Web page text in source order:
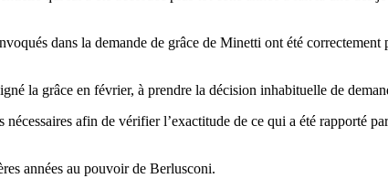
dans la demande de grâce de Minetti ont été
la grâce en février, à prendre la décision inhabituelle de
afin de vérifier l’exactitude de ce qui a été rapporté
années au pouvoir de Berlusconi.